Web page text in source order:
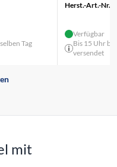
Tag
Herst.-Art.-Nr.:
Verfügbar
Bis 15 Uhr
versendet
mit